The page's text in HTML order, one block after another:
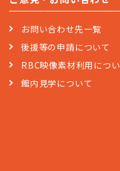
お問い合わせ先一覧
後援等の申請について
RBC映像素材利用につ
館内見学について